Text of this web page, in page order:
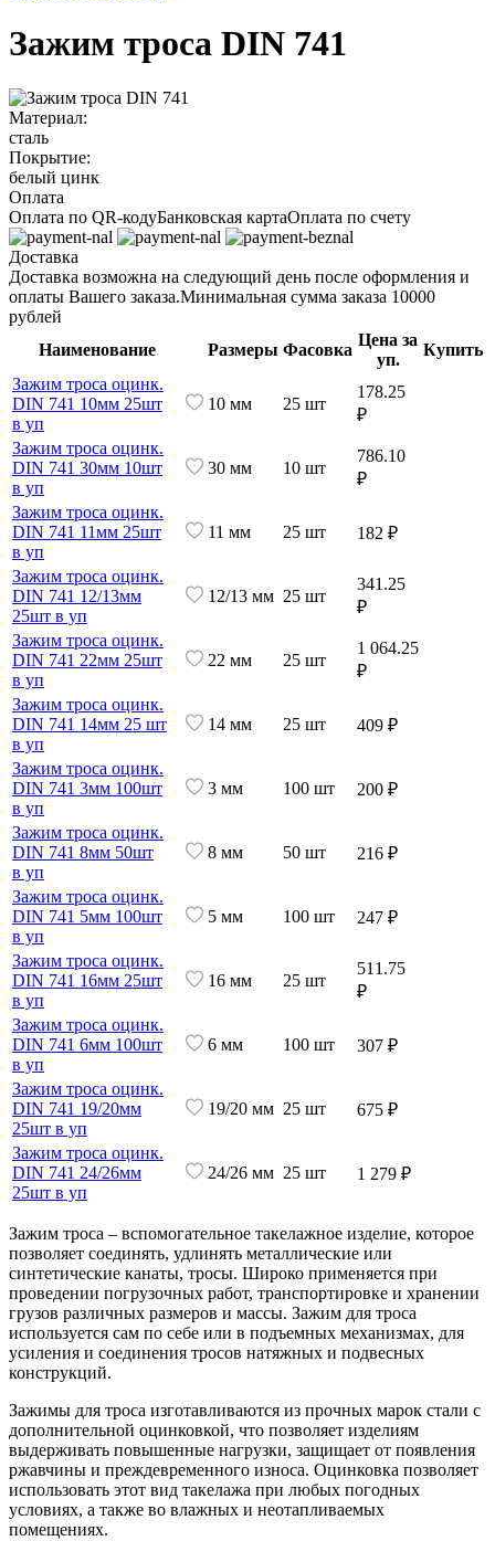
Зажим троса DIN 741
Материал:
сталь
Покрытие:
белый цинк
Оплата
Оплата по QR-кодуБанковская картаОплата по счету
Доставка
Доставка возможна на следующий день после оформления и
оплаты Вашего заказа.Минимальная сумма заказа 10000
рублей
Наименование
Размеры Фасовка
Цена за
уп.
Купить
Зажим троса оцинк.
DIN 741 10мм 25шт
в уп
10 мм 25 шт
178.25
₽
Зажим троса оцинк.
DIN 741 30мм 10шт
в уп
30 мм 10 шт
786.10
₽
Зажим троса оцинк.
DIN 741 11мм 25шт
в уп
11 мм 25 шт 182 ₽
Зажим троса оцинк.
DIN 741 12/13мм
25шт в уп
12/13 мм 25 шт
341.25
₽
Зажим троса оцинк.
DIN 741 22мм 25шт
в уп
22 мм 25 шт
1 064.25
₽
Зажим троса оцинк.
DIN 741 14мм 25 шт
в уп
14 мм 25 шт 409 ₽
Зажим троса оцинк.
DIN 741 3мм 100шт
в уп
3 мм 100 шт 200 ₽
Зажим троса оцинк.
DIN 741 8мм 50шт
в уп
8 мм 50 шт 216 ₽
Зажим троса оцинк.
DIN 741 5мм 100шт
в уп
5 мм 100 шт 247 ₽
Зажим троса оцинк.
DIN 741 16мм 25шт
в уп
16 мм 25 шт
511.75
₽
Зажим троса оцинк.
DIN 741 6мм 100шт
в уп
6 мм 100 шт 307 ₽
Зажим троса оцинк.
DIN 741 19/20мм
25шт в уп
19/20 мм 25 шт 675 ₽
Зажим троса оцинк.
DIN 741 24/26мм
25шт в уп
24/26 мм 25 шт 1 279 ₽
Зажим троса – вспомогательное такелажное изделие, которое
позволяет соединять, удлинять металлические или
синтетические канаты, тросы. Широко применяется при
проведении погрузочных работ, транспортировке и хранении
грузов различных размеров и массы. Зажим для троса
используется сам по себе или в подъемных механизмах, для
усиления и соединения тросов натяжных и подвесных
конструкций.
Зажимы для троса изготавливаются из прочных марок стали с
дополнительной оцинковкой, что позволяет изделиям
выдерживать повышенные нагрузки, защищает от появления
ржавчины и преждевременного износа. Оцинковка позволяет
использовать этот вид такелажа при любых погодных
условиях, а также во влажных и неотапливаемых
помещениях.